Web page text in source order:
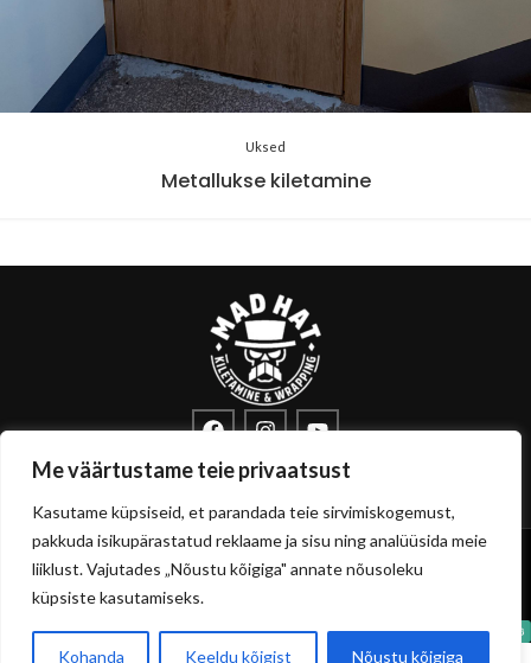
Me väärtustame teie privaatsust
Kasutame küpsiseid, et parandada teie sirvimiskogemust,
pakkuda isikupärastatud reklaame ja sisu ning analüüsida meie
liiklust. Vajutades „Nõustu kõigiga" annate nõusoleku
küpsiste kasutamiseks.
Kohanda Keeldu kõigist Nõustu kõigiga
Uksed
Metallukse kiletamine
info@sisustuskile.ee
+372 53715972
Copyrightsisustuskile.ee © 2026
Privaatsuspoliitika
Müügitingimused
0